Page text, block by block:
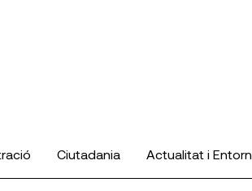
Ciutadania Actualitat i Entorn